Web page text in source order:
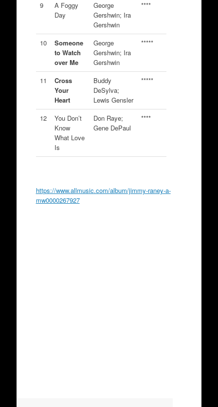
9
A Foggy
Day
George
Gershwin; Ira
Gershwin
****
10
Someone
to Watch
over Me
George
Gershwin; Ira
Gershwin
*****
11
Cross
Your
Heart
Buddy
DeSylva;
Lewis Gensler
*****
12
You Don’t
Know
What Love
Is
Don Raye;
Gene DePaul
****
https://www.allmusic.com/album/jimmy-raney-a-
mw0000267927